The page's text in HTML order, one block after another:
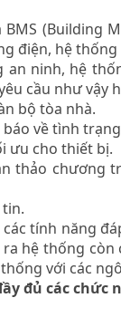
(Building
điện, hệ
ninh, hệ
cầu như vậy
bộ tòa nhà.
về tình
ưu cho thiết bị.
thảo chương
các tính năng
hệ thống
với các
đủ các chức